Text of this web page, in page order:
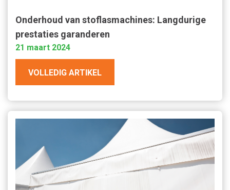
Onderhoud van stoflasmachines: Langdurige
prestaties garanderen
21 maart 2024
VOLLEDIG ARTIKEL